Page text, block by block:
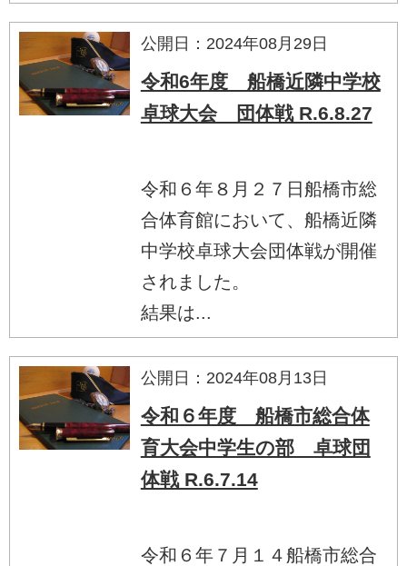
公開日：2024年08月29日
令和6年度 船橋近隣中学校
卓球大会 団体戦 R.6.8.27
令和６年８月２７日船橋市総
合体育館において、船橋近隣
中学校卓球大会団体戦が開催
されました。
結果は...
公開日：2024年08月13日
令和６年度 船橋市総合体
育大会中学生の部 卓球団
体戦 R.6.7.14
令和６年７月１４船橋市総合